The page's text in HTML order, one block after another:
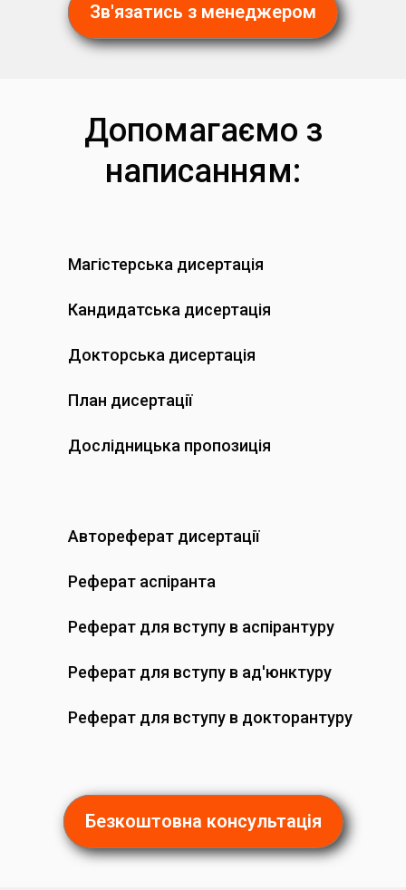
Зв'язатись з менеджером
Допомагаємо з
написанням:
Магістерська дисертація
Кандидатська дисертація
Докторська дисертація
План дисертації
Дослідницька пропозиція
Автореферат дисертації
Реферат аспіранта
Реферат для вступу в аспірантуру
Реферат для вступу в ад'юнктуру
Реферат для вступу в докторантуру
Безкоштовна консультація